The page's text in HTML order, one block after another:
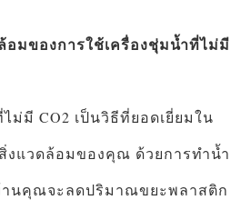
อมของการใช้เครื่องชุ่มน้ำที่ไม่มี
ม่มี CO2 เป็นวิธีที่ยอดเยี่ยมใน
งแวดล้อมของคุณ ด้วยการทำน้ำ
นคุณจะลดปริมาณขยะพลาสติก